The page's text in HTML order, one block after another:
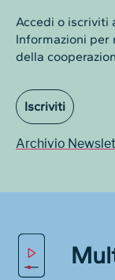
Accedi o iscriviti
Informazioni per
della
Iscriviti
Archivio